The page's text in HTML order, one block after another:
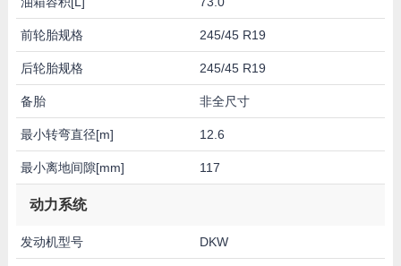
前轮胎规格 245/45 R19
后轮胎规格 245/45 R19
备胎 非全尺寸
最小转弯直径[m] 12.6
最小离地间隙[mm] 117
动力系统
发动机型号 DKW